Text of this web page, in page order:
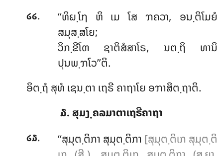
໒໒.
‘‘ທິຏ຺ໂຐ ຫິ ເມ ໂສ ຠຄວາ, ອນ຺ຕິໂມຍໍ
ສມຸສ຺ສໂຍ;
ວິກ຺ຂີໂຓ ຊາຕິສໍສາໂຣ, ນຕ຺ຖິ ທານິ
ປຸນພ຺ຠໂວ’’ຕິ.
ອິຕ຺ຖໍ ສຸທໍ ເຊນ຺ຕາ ເຖຣີ ຄາຖາໂຍ ອຠາສິຕ຺ຖາຕິ.
໓. ສຸມງ຺ຄລມາຕາເຖຣີຄາຖາ
໒໓. ‘‘ສຸມຸຕ຺ຕິກາ ສຸມຸຕ຺ຕິກາ [ສຸມຸຕ຺ຕິເກ ສຸມຸຕ຺ຕິ